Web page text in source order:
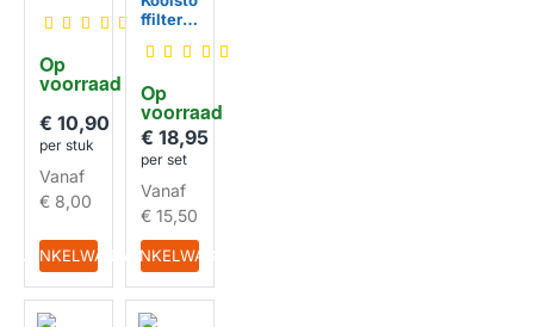
HUISMERK
Op
voorraad
kt voor
e
F00189
€ 10,90
per stuk
Vanaf
€ 8,00
IN WINKELWAGEN
HUISMERK
Op
voorraad
ffilter
kt voor
e
AFFCA
(2st.)
€ 18,95
per set
Vanaf
€ 15,50
IN WINKELWAGEN